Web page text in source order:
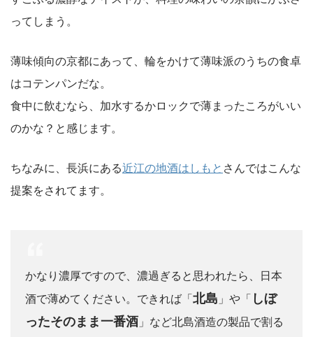
ってしまう。
薄味傾向の京都にあって、輪をかけて薄味派のうちの食卓
はコテンパンだな。
食中に飲むなら、加水するかロックで薄まったころがいい
のかな？と感じます。
ちなみに、長浜にある近江の地酒はしもと さんではこんな
提案をされてます。
かなり濃厚ですので、濃過ぎると思われたら、日本
酒で薄めてください。できれば「 北島 」や「 しぼ
ったそのまま一番酒 」など北島酒造の製品で割る